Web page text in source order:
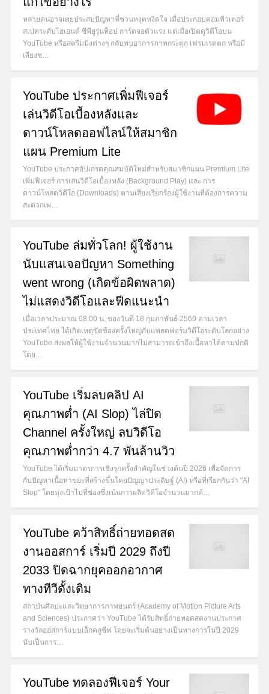
หลายคนอาจเคยประสบปัญหาที่ชวนหงุดหงิดใจ เมื่อประกอบคอมพิวเตอร์
สเปคระดับไฮเอนด์ ซีพียูรุ่นท็อป การ์ดจอตัวแรง แต่เมื่อเปิดดูวิดีโอบน
YouTube หรือสตรีมมิ่งต่างๆ กลับพบอาการภาพกระตุก เฟรมเรตตก หรือมี
เสียงช…
YouTube ประกาศเพิ่มฟีเจอร์
เล่นวิดีโอเบื้องหลังและ
ดาวน์โหลดออฟไลน์ให้สมาชิก
แผน Premium Lite
YouTube ประกาศอัปเกรดคุณสมบัติใหม่สำหรับสมาชิกแผน Premium Lite
เพิ่มฟีเจอร์ การเล่นวิดีโอเบื้องหลัง (Background Play) และ การ
ดาวน์โหลดวิดีโอ (Downloads) ตามเสียงเรียกร้องผู้ใช้งานที่ต้องการความ
สะดวกเพ…
YouTube ล่มทั่วโลก! ผู้ใช้งาน
นับแสนเจอปัญหา Something
went wrong (เกิดข้อผิดพลาด)
ไม่แสดงวิดีโอและฟีดแนะนำ
เมื่อเวลาประมาณ 08:00 น. ของวันที่ 18 กุมภาพันธ์ 2569 ตามเวลา
ประเทศไทย ได้เกิดเหตุขัดข้องครั้งใหญ่กับแพลตฟอร์มวิดีโอระดับโลกอย่าง
YouTube ส่งผลให้ผู้ใช้งานจำนวนมากไม่สามารถเข้าถึงเนื้อหาได้ตามปกติ
โดย…
YouTube เริ่มลบคลิป AI
คุณภาพต่ำ (AI Slop) ไล่ปิด
Channel ครั้งใหญ่ ลบวิดีโอ
คุณภาพต่ำกว่า 4.7 พันล้านวิว
YouTube ได้เริ่มมาตรการเชิงรุกครั้งสำคัญในช่วงต้นปี 2026 เพื่อจัดการ
กับปัญหาเนื้อหาขยะที่สร้างขึ้นโดยปัญญาประดิษฐ์ (AI) หรือที่เรียกกันว่า "AI
Slop" โดยมุ่งเป้าไปที่ช่องซึ่งเน้นการผลิตวิดีโอจำนวนมากด้…
YouTube คว้าสิทธิ์ถ่ายทอดสด
งานออสการ์ เริ่มปี 2029 ถึงปี
2033 ปิดฉากยุคออกอากาศ
ทางทีวีดั้งเดิม
สถาบันศิลปะและวิทยาการภาพยนตร์ (Academy of Motion Picture Arts
and Sciences) ประกาศว่า YouTube ได้รับสิทธิ์ถ่ายทอดสดงานประกาศ
รางวัลออสการ์แบบเอ็กคลูซีฟ โดยจะเริ่มต้นอย่างเป็นทางการในปี 2029
นับเป็นการ…
YouTube ทดลองฟีเจอร์ Your